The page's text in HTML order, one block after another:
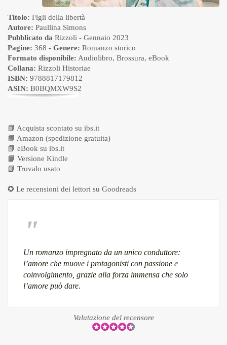
Titolo: Figli della libertà
Autore: Paullina Simons
Pubblicato da Rizzoli - Gennaio 2023
Pagine: 368 - Genere: Romanzo storico
Formato disponibile: Audiolibro, Brossura, eBook
Collana: Rizzoli Historiae
ISBN: 9788817179812
ASIN: B0BQMXW9S2
📗 Acquista scontato su ibs.it
📙 Amazon (spedizione gratuita)
📗 eBook su ibs.it
📙 Versione Kindle
📗 Trovalo usato
✪ Le recensioni dei lettori su Goodreads
Un romanzo impregnato da un unico conduttore:
l’amore che muove i protagonisti con passione e
coinvolgimento, grazie alla forza immensa che solo
l’amore può dare.
Valutazione del recensore